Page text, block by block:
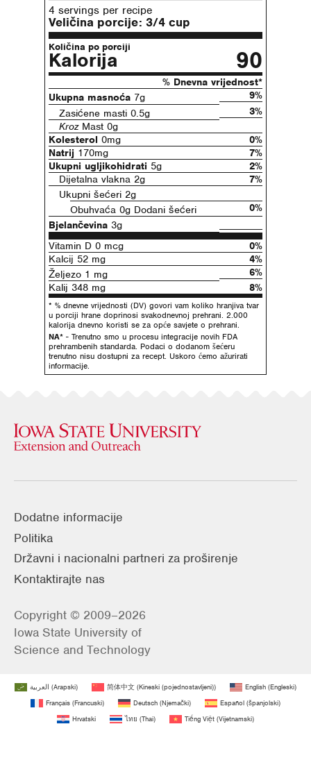
4 servings per recipe
Veličina porcije: 3/4 cup
Količina po porciji
Kalorija 90
% Dnevna vrijednost*
Ukupna masnoća 7g
9%
Zasićene masti 0.5g
3%
KrozMast 0g
Kolesterol 0mg
0%
Natrij 170mg
7%
Ukupni ugljikohidrati 5g
2%
Dijetalna vlakna 2g
7%
Ukupni šećeri 2g
Obuhvaća 0g Dodani šećeri
0%
Bjelančevina 3g
Vitamin D 0 mcg
0%
Kalcij 52 mg
4%
Željezo 1 mg
6%
Kalij 348 mg
8%
* % dnevne vrijednosti (DV) govori vam koliko hranjiva tvar
u porciji hrane doprinosi svakodnevnoj prehrani. 2.000
kalorija dnevno koristi se za opće savjete o prehrani.
NA* - Trenutno smo u procesu integracije novih FDA
prehrambenih standarda. Podaci o dodanom šećeru
trenutno nisu dostupni za recept. Uskoro ćemo ažurirati
informacije.
Dodatne informacije
Politika
Državni i nacionalni partneri za proširenje
Kontaktirajte nas
Copyright © 2009–2026
Iowa State University of
Science and Technology
العربية (Arapski) 简体中文 (Kineski (pojednostavljeni)) English (Engleski)
Français (Francuski) Deutsch (Njemački) Español (španjolski)
Hrvatski
ไทย (Thai) Tiếng Việt (Vijetnamski)